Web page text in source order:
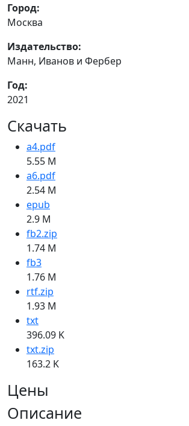
Город:
Москва
Издательство:
Манн, Иванов и Фербер
Год:
2021
Скачать
a4.pdf
5.55 M
a6.pdf
2.54 M
epub
2.9 M
fb2.zip
1.74 M
fb3
1.76 M
rtf.zip
1.93 M
txt
396.09 K
txt.zip
163.2 K
Цены
Описание